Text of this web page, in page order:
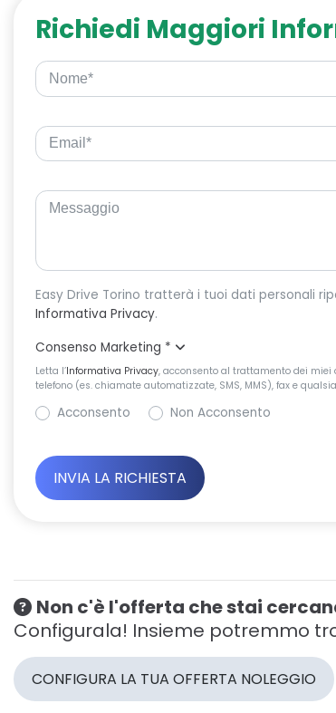
Richiedi Maggiori
Informativa Privacy.
Consenso Marketing *
Letta l’Informativa Privacy, acconsento al trattamento dei miei
telefono (es. chiamate automatizzate, SMS, MMS), fax e
Acconsento Non Acconsento
Non c'è l'offerta che stai
Configurala! Insieme potremmo
CONFIGURA LA TUA OFFERTA NOLEGGIO